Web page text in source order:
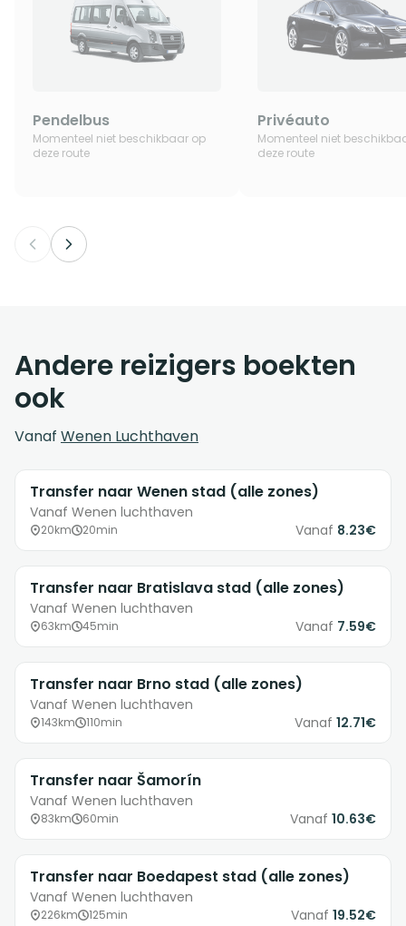
Pendelbus
Momenteel niet beschikbaar op
deze route
Privéauto
Momenteel niet
deze route
Andere reizigers boekten
ook
Vanaf Wenen Luchthaven
Transfer naar Wenen stad (alle zones)
Vanaf Wenen luchthaven
20km 20min Vanaf 8.23€
Transfer naar Bratislava stad (alle zones)
Vanaf Wenen luchthaven
63km 45min Vanaf 7.59€
Transfer naar Brno stad (alle zones)
Vanaf Wenen luchthaven
143km 110min Vanaf 12.71€
Transfer naar Šamorín
Vanaf Wenen luchthaven
83km 60min Vanaf 10.63€
Transfer naar Boedapest stad (alle zones)
Vanaf Wenen luchthaven
226km 125min Vanaf 19.52€